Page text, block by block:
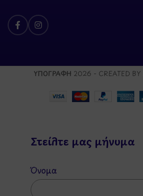
ΥΠΟΓΡΑΦΗ 2026 - CREATED BY
Στείλτε μας μήνυμα
Όνομα